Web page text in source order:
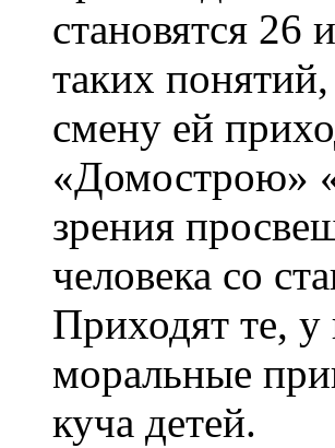
становятся 26
таких
смену ей
«Домострою»
зрения
человека со
Приходят те, у
моральные
куча детей.